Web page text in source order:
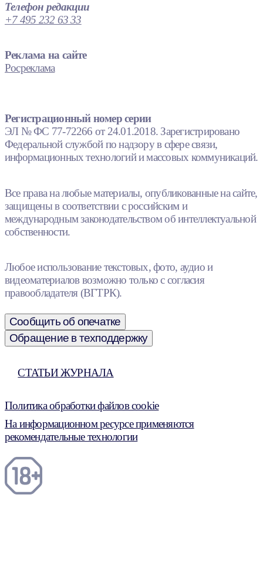
Телефон редакции
+7 495 232 63 33
Реклама на сайте
Росреклама
Регистрационный номер серии
ЭЛ № ФС 77-72266 от 24.01.2018. Зарегистрировано
Федеральной службой по надзору в сфере связи,
информационных технологий и массовых коммуникаций.
Все права на любые материалы, опубликованные на сайте,
защищены в соответствии с российским и
международным законодательством об интеллектуальной
собственности.
Любое использование текстовых, фото, аудио и
видеоматериалов возможно только с согласия
правообладателя (ВГТРК).
Сообщить об опечатке
Обращение в техподдержку
СТАТЬИ ЖУРНАЛА
Политика обработки файлов cookie
На информационном ресурсе применяются
рекомендательные технологии